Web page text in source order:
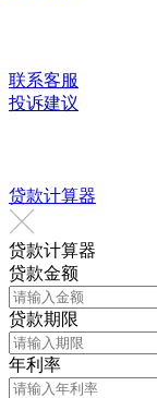
联系客服
投诉建议
贷款计算器
贷款计算器
贷款金额
贷款期限
年利率